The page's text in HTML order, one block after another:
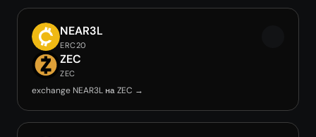
NEAR3L
ERC20
ZEC
ZEC
exchange NEAR3L на ZEC →